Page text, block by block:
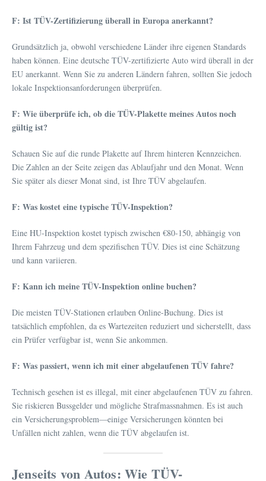
F: Ist TÜV-Zertifizierung überall in Europa anerkannt?
Grundsätzlich ja, obwohl verschiedene Länder ihre eigenen Standards
haben können. Eine deutsche TÜV-zertifizierte Auto wird überall in der
EU anerkannt. Wenn Sie zu anderen Ländern fahren, sollten Sie jedoch
lokale Inspektionsanforderungen überprüfen.
F: Wie überprüfe ich, ob die TÜV-Plakette meines Autos noch
gültig ist?
Schauen Sie auf die runde Plakette auf Ihrem hinteren Kennzeichen.
Die Zahlen an der Seite zeigen das Ablaufjahr und den Monat. Wenn
Sie später als dieser Monat sind, ist Ihre TÜV abgelaufen.
F: Was kostet eine typische TÜV-Inspektion?
Eine HU-Inspektion kostet typisch zwischen €80-150, abhängig von
Ihrem Fahrzeug und dem spezifischen TÜV. Dies ist eine Schätzung
und kann variieren.
F: Kann ich meine TÜV-Inspektion online buchen?
Die meisten TÜV-Stationen erlauben Online-Buchung. Dies ist
tatsächlich empfohlen, da es Wartezeiten reduziert und sicherstellt, dass
ein Prüfer verfügbar ist, wenn Sie ankommen.
F: Was passiert, wenn ich mit einer abgelaufenen TÜV fahre?
Technisch gesehen ist es illegal, mit einer abgelaufenen TÜV zu fahren.
Sie riskieren Bussgelder und mögliche Strafmassnahmen. Es ist auch
ein Versicherungsproblem—einige Versicherungen könnten bei
Unfällen nicht zahlen, wenn die TÜV abgelaufen ist.
Jenseits von Autos: Wie TÜV-